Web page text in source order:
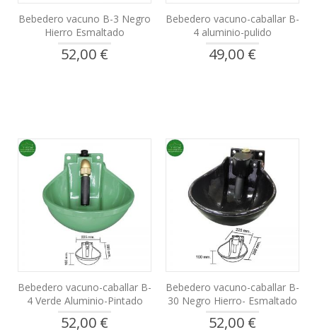
Bebedero vacuno B-3 Negro
Hierro Esmaltado
52,00 €
Bebedero vacuno-caballar B-
4 aluminio-pulido
49,00 €
Bebedero vacuno-caballar B-
4 Verde Aluminio-Pintado
52,00 €
Bebedero vacuno-caballar B-
30 Negro Hierro- Esmaltado
52,00 €